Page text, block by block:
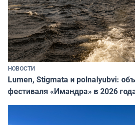
НОВОСТИ
Lumen, Stigmata и polnalyubvi:
фестиваля «Имандра» в 2026